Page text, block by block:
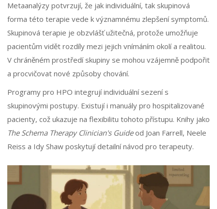
Metaanalýzy potvrzují, že jak individuální, tak skupinová
forma této terapie vede k významnému zlepšení symptomů.
Skupinová terapie je obzvlášť užitečná, protože umožňuje
pacientům vidět rozdíly mezi jejich vnímáním okolí a realitou.
V chráněném prostředí skupiny se mohou vzájemně podpořit
a procvičovat nové způsoby chování.
Programy pro HPO integrují individuální sezení s
skupinovými postupy. Existují i manuály pro hospitalizované
pacienty, což ukazuje na flexibilitu tohoto přístupu. Knihy jako
The Schema Therapy Clinician's Guideod Joan Farrell, Neele
Reiss a Idy Shaw poskytují detailní návod pro terapeuty.